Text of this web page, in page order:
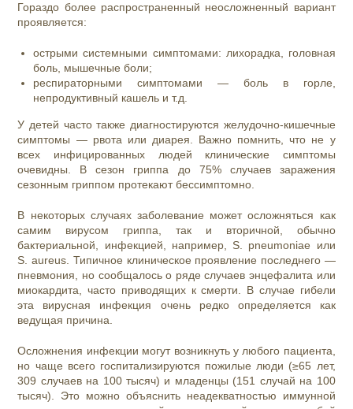
Гораздо более распространенный неосложненный вариант
проявляется:
острыми системными симптомами: лихорадка, головная
боль, мышечные боли;
респираторными симптомами — боль в горле,
непродуктивный кашель и т.д.
У детей часто также диагностируются желудочно-кишечные
симптомы — рвота или диарея. Важно помнить, что не у
всех инфицированных людей клинические симптомы
очевидны. В сезон гриппа до 75% случаев заражения
сезонным гриппом протекают бессимптомно.
В некоторых случаях заболевание может осложняться как
самим вирусом гриппа, так и вторичной, обычно
бактериальной, инфекцией, например, S. pneumoniae или
S. aureus. Типичное клиническое проявление последнего —
пневмония , но сообщалось о ряде случаев энцефалита или
миокардита, часто приводящих к смерти. В случае гибели
эта вирусная инфекция очень редко определяется как
ведущая причина.
Осложнения инфекции могут возникнуть у любого пациента,
но чаще всего госпитализируются пожилые люди (≥65 лет,
309 случаев на 100 тысяч) и младенцы (151 случай на 100
тысяч). Это можно объяснить неадекватностью иммунной